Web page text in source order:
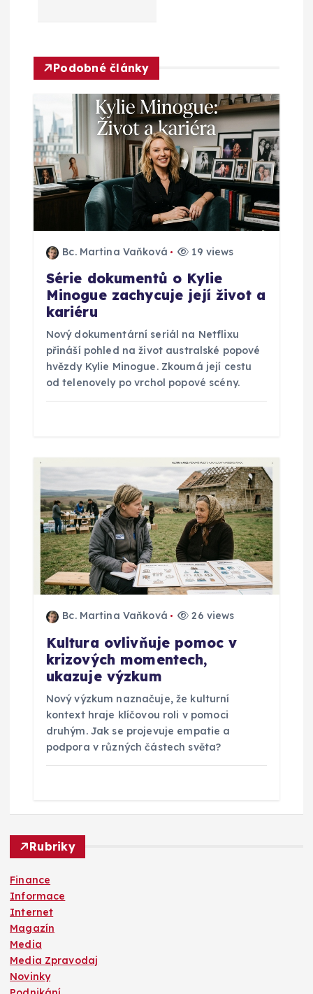
c
e
p
r
o
p
e
k
Podobné články
Bc. Martina Vaňková 19 views
Série dokumentů o Kylie
Minogue zachycuje její život a
kariéru
Nový dokumentární seriál na Netflixu
přináší pohled na život australské popové
hvězdy Kylie Minogue. Zkoumá její cestu
od telenovely po vrchol popové scény.
Bc. Martina Vaňková 26 views
Kultura ovlivňuje pomoc v
krizových momentech,
ukazuje výzkum
Nový výzkum naznačuje, že kulturní
kontext hraje klíčovou roli v pomoci
druhým. Jak se projevuje empatie a
podpora v různých částech světa?
Rubriky
Finance
Informace
Internet
Magazín
Media
Media Zpravodaj
Novinky